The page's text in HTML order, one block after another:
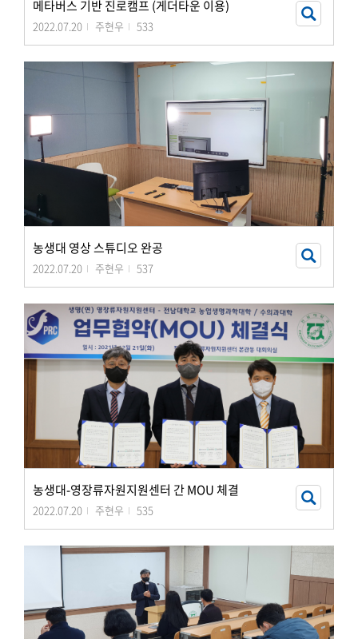
메타버스 기반 진로캠프 (게더타운 이용)
2022.07.20 주현우 533
농생대 영상 스튜디오 완공
2022.07.20 주현우 537
농생대-영장류자원지원센터 간 MOU 체결
2022.07.20 주현우 535